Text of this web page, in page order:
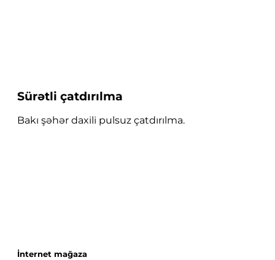
Sürətli çatdırılma
Bakı şəhər daxili pulsuz çatdırılma.
İnternet mağaza